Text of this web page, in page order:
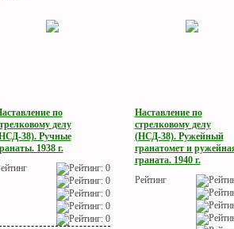
по
делу
38). Ручные
1938 г.
Наставление по
стрелковому делу
(НСД-38). Ружейный
гранатомет и
граната. 1940 г.
Рейтинг